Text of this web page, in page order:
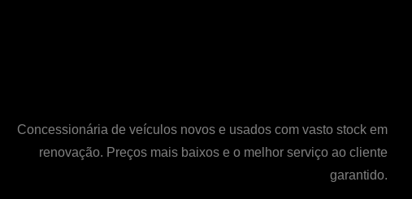
Concessionária de veículos novos e usados com vasto stock em
renovação. Preços mais baixos e o melhor serviço ao cliente
garantido.